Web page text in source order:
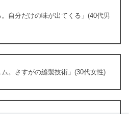
。自分だけの味が出てくる」(40代男
ム。さすがの縫製技術」(30代女性)